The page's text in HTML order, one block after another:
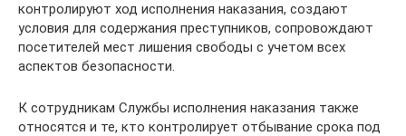
контролируют ход исполнения наказания, создают
условия для содержания преступников, сопровождают
посетителей мест лишения свободы с учетом всех
аспектов безопасности.
К сотрудникам Службы исполнения наказания также
относятся и те, кто контролирует отбывание срока под